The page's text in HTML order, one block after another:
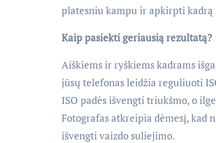
platesniu kampu ir apkirpti kadrą
Kaip pasiekti geriausią rezultatą?
Aiškiems ir ryškiems kadrams
jūsų telefonas leidžia reguliuoti
ISO padės išvengti triukšmo, o
Fotografas atkreipia dėmesį, kad
išvengti vaizdo suliejimo.